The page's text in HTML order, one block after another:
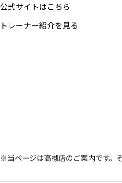
公式サイトはこちら
トレーナー紹介を見る
※当ページは高槻店のご案内です。